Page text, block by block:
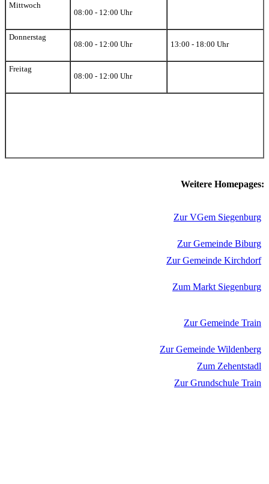
Mittwoch
08:00 - 12:00 Uhr
Donnerstag
08:00 - 12:00 Uhr
13:00 - 18:00 Uhr
Freitag
08:00 - 12:00 Uhr
Weitere Homepages:
Zur VGem Siegenburg
Zur Gemeinde Biburg
Zur Gemeinde Kirchdorf
Zum Markt Siegenburg
Zur Gemeinde Train
Zur Gemeinde Wildenberg
Zum Zehentstadl
Zur Grundschule Train